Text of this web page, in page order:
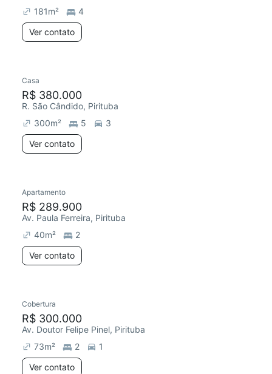
181m²
4
Ver contato
Casa
R$ 380.000
R. São Cândido, Pirituba
300m² 5
3
Ver contato
Redecorar
Apartamento
R$ 289.900
Av. Paula Ferreira, Pirituba
40m²
2
Ver contato
Redecorar
Cobertura
R$ 300.000
Av. Doutor Felipe Pinel, Pirituba
73m² 2
1
Ver contato